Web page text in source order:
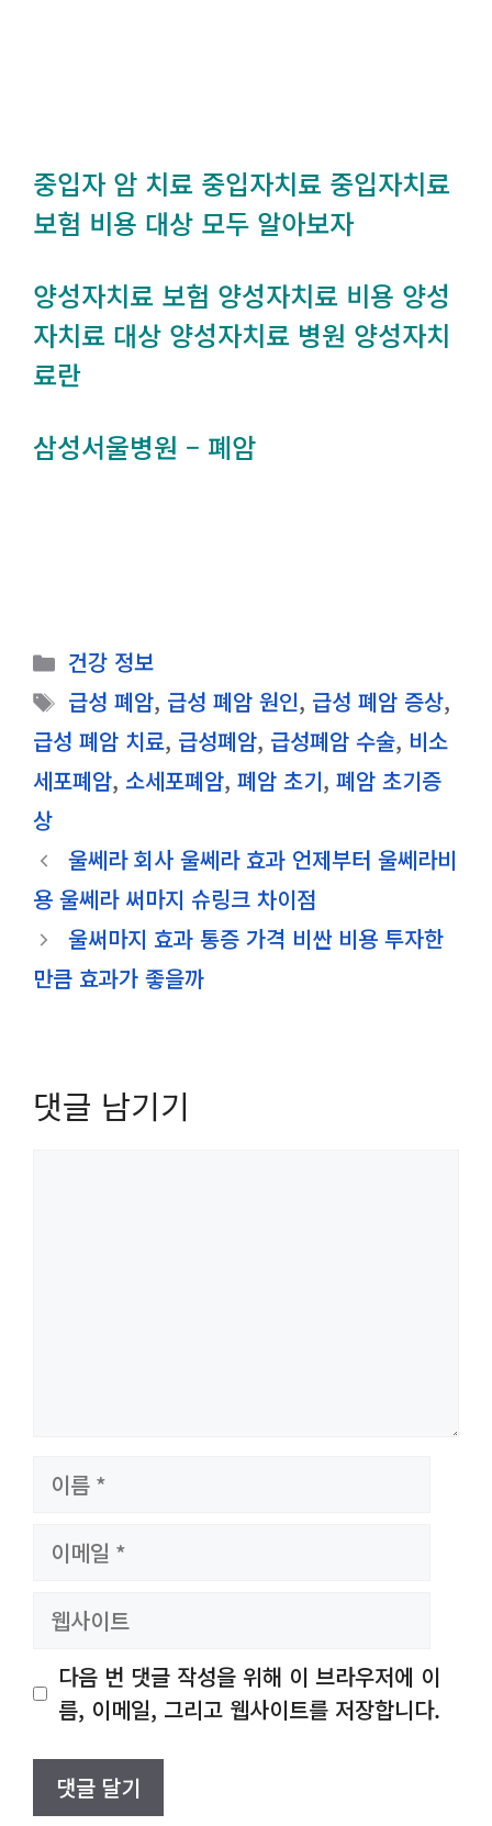
중입자 암 치료 중입자치료 중입자치료
보험 비용 대상 모두 알아보자
양성자치료 보험 양성자치료 비용 양성
자치료 대상 양성자치료 병원 양성자치
료란
삼성서울병원 – 폐암
카
테
고
리
건강 정보
태
그
급성 폐암, 급성 폐암 원인, 급성 폐암 증상,
급성 폐암 치료, 급성폐암, 급성폐암 수술, 비소
세포폐암, 소세포폐암, 폐암 초기, 폐암 초기증
상
울쎄라 회사 울쎄라 효과 언제부터 울쎄라비
용 울쎄라 써마지 슈링크 차이점
울써마지 효과 통증 가격 비싼 비용 투자한
만큼 효과가 좋을까
댓글 남기기
트
다음 번 댓글 작성을 위해 이 브라우저에 이
름, 이메일, 그리고 웹사이트를 저장합니다.